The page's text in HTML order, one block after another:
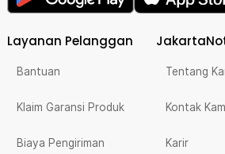
Layanan Pelanggan
Bantuan
Klaim Garansi Produk
Biaya Pengiriman
Tentang
Kontak
Karir